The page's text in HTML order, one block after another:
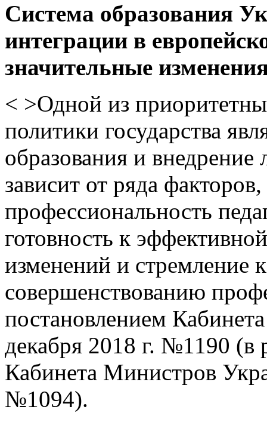
Система образования
интеграции в
значительные
< >Одной из
политики государства
образования и
зависит от ряда
профессиональность
готовность к
изменений и стремление
совершенствованию
постановлением
декабря 2018 г. №1190 (в
Кабинета Министров
№1094).